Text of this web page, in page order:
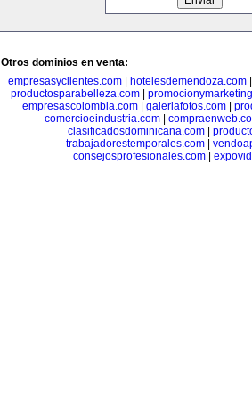
Otros dominios en venta:
empresasyclientes.com
hotelesdemendoza.com
productosparabelleza.com
empresascolombia.com
galeriafotos.com
comercioeindustria.com|
clasificadosdominicana.com
trabajadorestemporales.com
consejosprofesionales.com